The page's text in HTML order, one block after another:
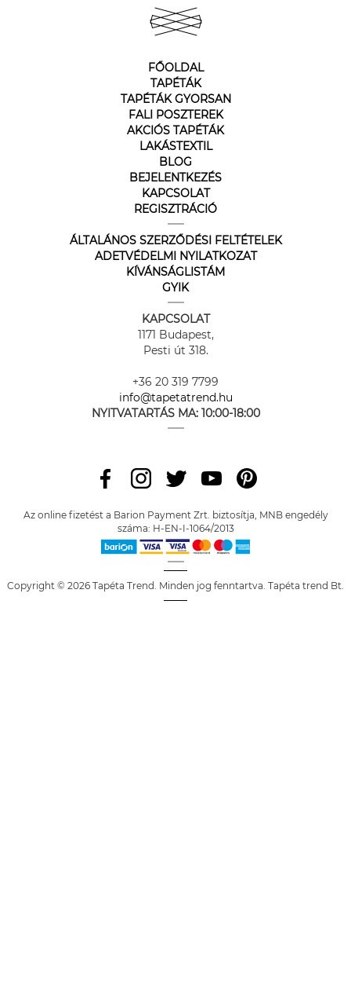
FŐOLDAL
TAPÉTÁK
TAPÉTÁK GYORSAN
FALI POSZTEREK
AKCIÓS TAPÉTÁK
LAKÁSTEXTIL
BLOG
BEJELENTKEZÉS
KAPCSOLAT
REGISZTRÁCIÓ
ÁLTALÁNOS SZERZŐDÉSI FELTÉTELEK
ADETVÉDELMI NYILATKOZAT
KÍVÁNSÁGLISTÁM
GYIK
KAPCSOLAT
1171 Budapest,
Pesti út 318.
+36 20 319 7799
info@tapetatrend.hu
NYITVATARTÁS MA: 10:00-18:00
Az online fizetést a Barion Payment Zrt. biztosítja, MNB engedély
száma: H-EN-I-1064/2013
Copyright © 2026 Tapéta Trend. Minden jog fenntartva. Tapéta trend Bt.